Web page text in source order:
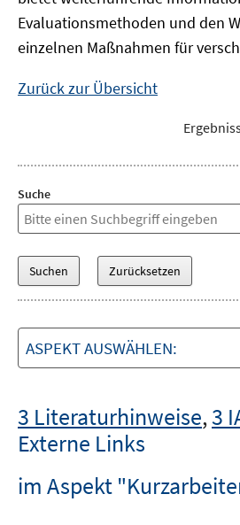
Evaluationsmethoden und den
einzelnen Maßnahmen für
Zurück zur Übersicht
Suche
ASPEKT AUSWÄHLEN:
3 Literaturhinweise,3
Externe Links
im Aspekt